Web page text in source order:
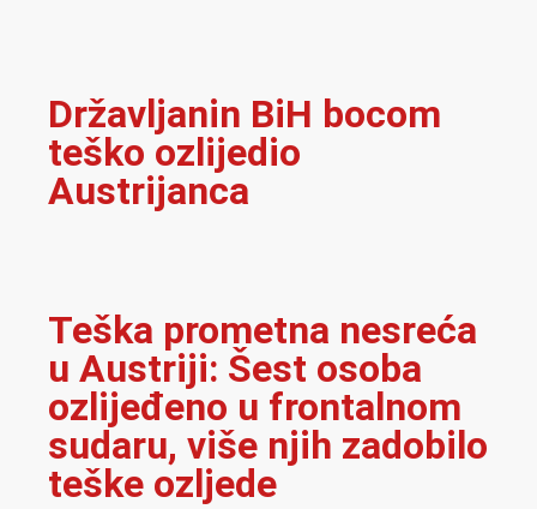
Državljanin BiH bocom
teško ozlijedio
Austrijanca
Teška prometna nesreća
u Austriji: Šest osoba
ozlijeđeno u frontalnom
sudaru, više njih zadobilo
teške ozljede